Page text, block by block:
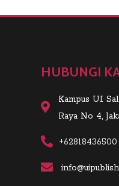
HUBUNGI
Kampus UI
Raya No 4,
+62818436500